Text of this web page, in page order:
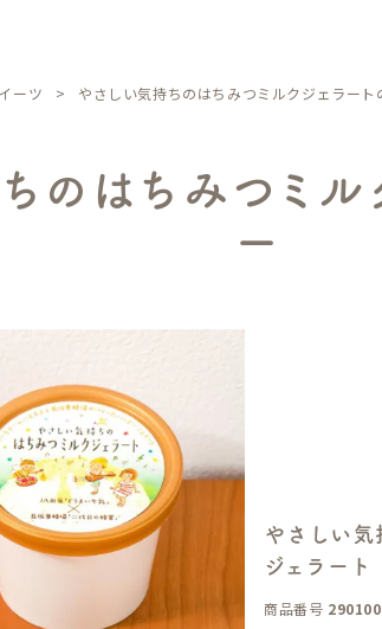
ーツ やさしい気持ちのはちみつミルクジェラート
のはちみつミル
ー
やさしい
ジェラート
商品番号 290100